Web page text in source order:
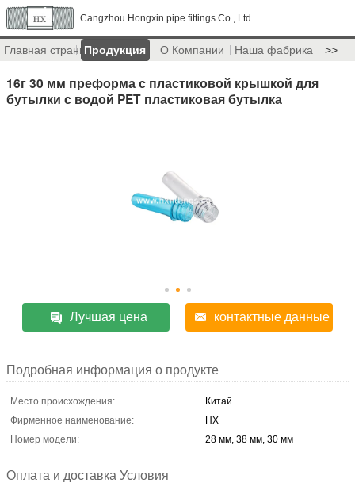
Cangzhou Hongxin pipe fittings Co., Ltd.
Главная страницаПродукция О Компании Наша фабрика >>
16г 30 мм преформа с пластиковой крышкой для
бутылки с водой PET пластиковая бутылка
Лучшая цена контактные данные
Подробная информация о продукте
Место происхождения:
Китай
Фирменное наименование:
HX
Номер модели:
28 мм, 38 мм, 30 мм
Оплата и доставка Условия